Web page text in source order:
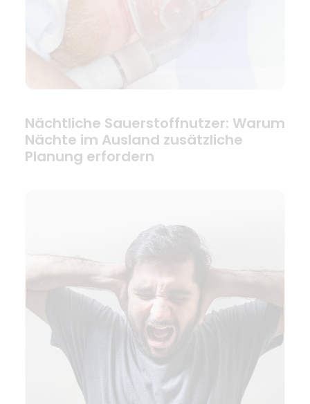
Nächtliche Sauerstoffnutzer: Warum
Nächte im Ausland zusätzliche
Planung erfordern